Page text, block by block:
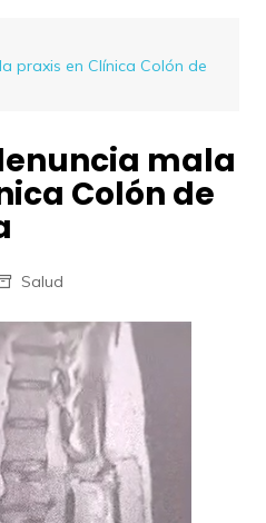
praxis en Clínica Colón de
mala
Colón de
Salud